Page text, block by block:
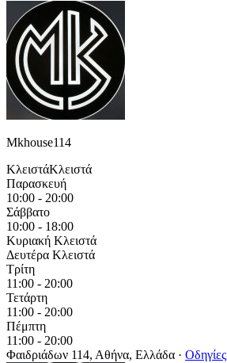
Mkhouse114
ΚλειστάΚλειστά
Παρασκευή
10:00 - 20:00
Σάββατο
10:00 - 18:00
Κυριακή Κλειστά
Δευτέρα Κλειστά
Τρίτη
11:00 - 20:00
Τετάρτη
11:00 - 20:00
Πέμπτη
11:00 - 20:00
Φαιδριάδων 114, Αθήνα, Ελλάδα · Οδηγίες